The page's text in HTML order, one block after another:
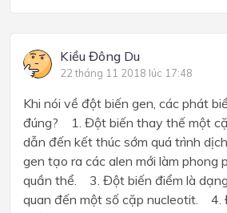
Kiều Đông Du
22 tháng 11 2018 lúc 17:48
Khi nói về đột biến gen, các phát
đúng? 1. Đột biến thay thế một
dẫn đến kết thúc sớm quá trình
gen tạo ra các alen mới làm phong
quần thể. 3. Đột biến điểm là
quan đến một số cặp nucleotit. 4.